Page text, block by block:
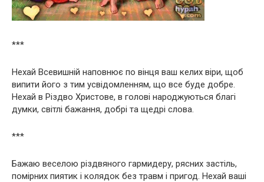
***
Нехай Всевишній наповнює по вінця ваш келих віри, щоб
випити його з тим усвідомленням, що все буде добре.
Нехай в Різдво Христове, в голові народжуються благі
думки, світлі бажання, добрі та щедрі слова.
***
Бажаю веселою різдвяного гармидеру, рясних застіль,
помірних пиятик і колядок без травм і пригод. Нехай ваші